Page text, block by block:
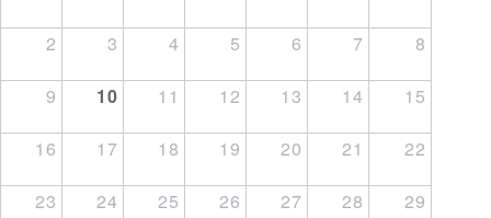
2 3 4 5 6 7 8
9 10 11 12 13 14 15
16 17 18 19 20 21 22
23 24 25 26 27 28 29